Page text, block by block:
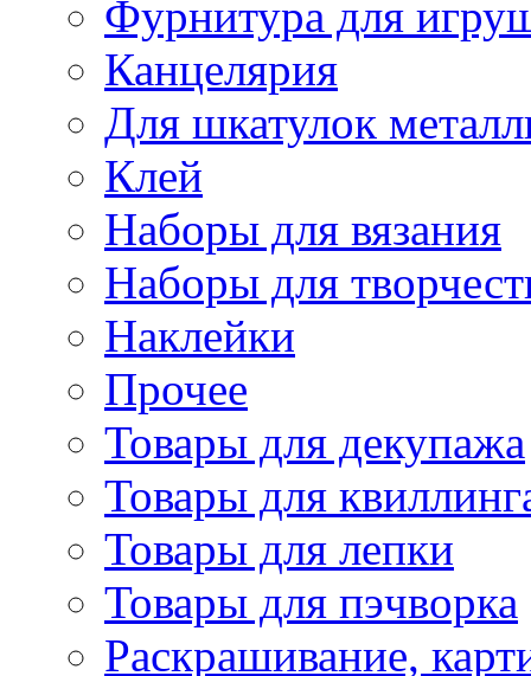
Фурнитура для
Канцелярия
Для шкатулок
Клей
Наборы для вязания
Наборы для
Наклейки
Прочее
Товары для декупажа
Товары для
Товары для лепки
Товары для пэчворка
Раскрашивание,